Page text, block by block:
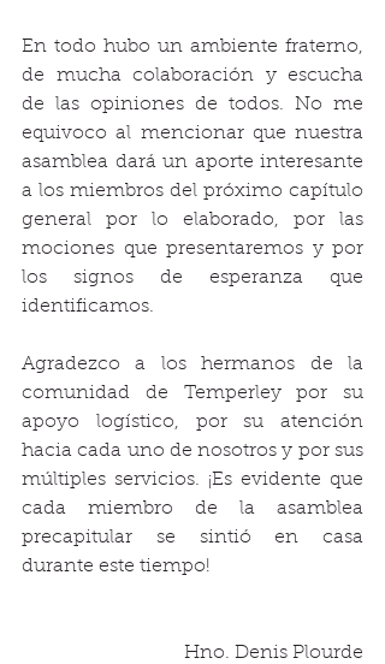
En todo hubo un ambiente fraterno,
de mucha colaboración y escucha
de las opiniones de todos. No me
equivoco al mencionar que nuestra
asamblea dará un aporte interesante
a los miembros del próximo capítulo
general por lo elaborado, por las
mociones que presentaremos y por
los signos de esperanza que
identificamos.
Agradezco a los hermanos de la
comunidad de Temperley por su
apoyo logístico, por su atención
hacia cada uno de nosotros y por sus
múltiples servicios. ¡Es evidente que
cada miembro de la asamblea
precapitular se sintió en casa
durante este tiempo!
Hno. Denis Plourde